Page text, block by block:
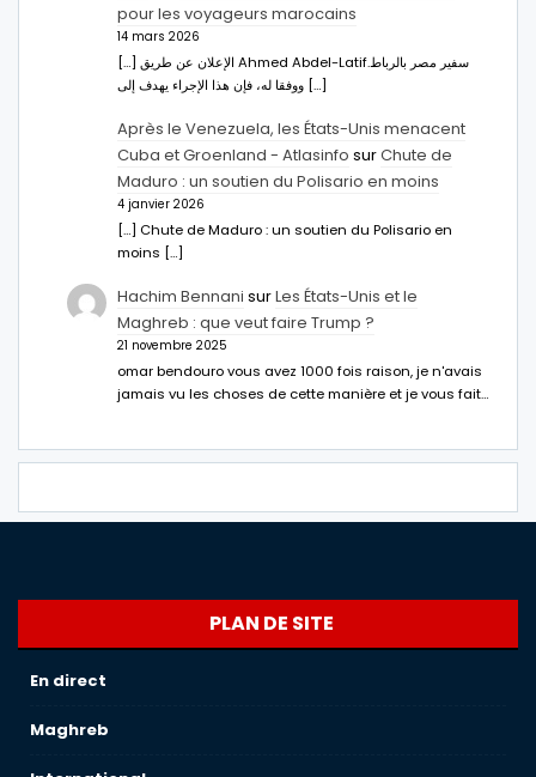
pour les voyageurs marocains
14 mars 2026
[…] الإعلان عن طريق Ahmed Abdel-Latifسفير مصر بالرباط.
ووفقا له، فإن هذا الإجراء يهدف إلى […]
Après le Venezuela, les États-Unis menacent
Cuba et Groenland - Atlasinfo surChute de
Maduro : un soutien du Polisario en moins
4 janvier 2026
[…] Chute de Maduro : un soutien du Polisario en
moins […]
Hachim Bennani surLes États-Unis et le
Maghreb : que veut faire Trump ?
21 novembre 2025
omar bendouro vous avez 1000 fois raison, je n'avais
jamais vu les choses de cette manière et je vous fait…
PLAN DE SITE
En direct
Maghreb